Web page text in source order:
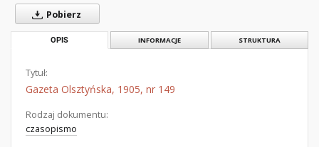
Pobierz
OPIS INFORMACJE STRUKTURA
Tytuł:
Gazeta Olsztyńska, 1905, nr 149
Rodzaj dokumentu:
czasopismo